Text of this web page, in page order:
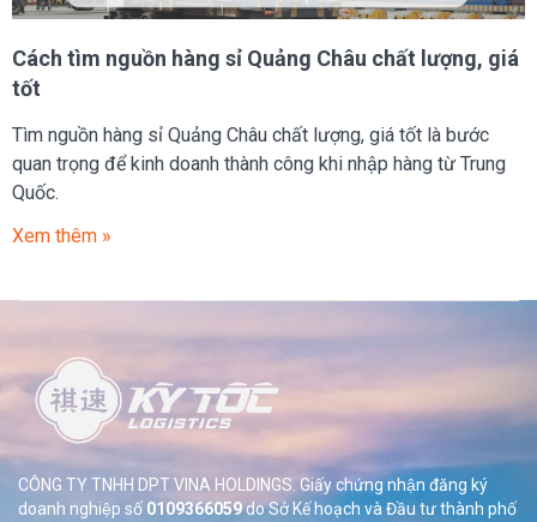
Cách tìm nguồn hàng sỉ Quảng Châu chất lượng, giá
tốt
Tìm nguồn hàng sỉ Quảng Châu chất lượng, giá tốt là bước
quan trọng để kinh doanh thành công khi nhập hàng từ Trung
Quốc.
Xem thêm »
CÔNG TY TNHH DPT VINA HOLDINGS. Giấy chứng nhận đăng ký
doanh nghiệp số 0109366059do SởKế hoạch và Đầu tư thành phố